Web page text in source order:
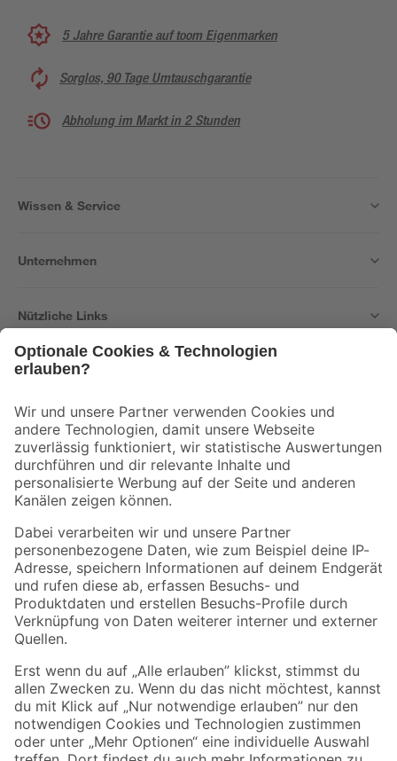
5 Jahre Garantie auf toom Eigenmarken
Sorglos, 90 Tage Umtauschgarantie
Abholung im Markt in 2 Stunden
Wissen & Service
Unternehmen
Nützliche Links
Der toom Newsletter: Keine Angebote und Aktionen mehr verpassen!
Zur Newsletter Anmeldung
Folge uns
Zahlungsarten Versandarten
Sicher einkaufen
Jetzt die toom-App herunterladen